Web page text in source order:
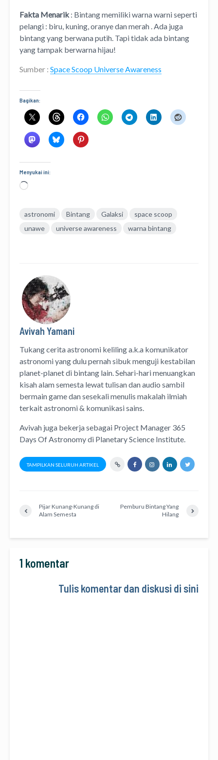
Fakta Menarik: Bintang memiliki warna warni seperti
pelangi : biru, kuning, oranye dan merah . Ada juga
bintang yang berwana putih. Tapi tidak ada bintang
yang tampak berwarna hijau!
Sumber : Space Scoop Universe Awareness
Bagikan:
Menyukai ini:
Memuat...
astronomi Bintang Galaksi
space scoop
unawe
universe awareness warna bintang
Avivah Yamani
Tukang cerita astronomi kelilinga.k.a komunikator
astronomiyang dulu pernah sibuk menguji kestabilan
planet-planet di bintang lain. Sehari-hari menuangkan
kisah alam semesta lewattulisandanaudio sambil
bermain game dan sesekali menulis makalah ilmiah
terkait astronomi & komunikasi sains.
Avivah juga bekerja sebagai Project Manager 365
Days Of Astronomydi Planetary Science Institute.
TAMPILKAN SELURUH ARTIKEL
Pijar Kunang-Kunang di
Alam Semesta
Pemburu Bintang Yang
Hilang
1 komentar
Tulis komentar dan diskusi di sini